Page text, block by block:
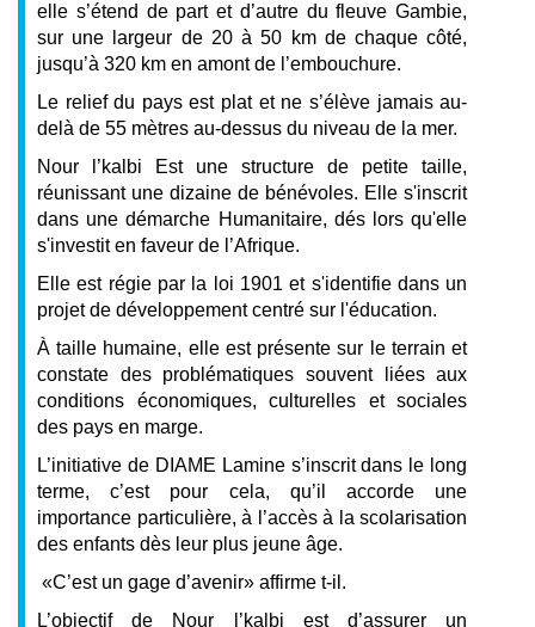
elle s’étend de part et d’autre du fleuve Gambie,
sur une largeur de 20 à 50 km de chaque côté,
jusqu’à 320 km en amont de l’embouchure.
Le relief du pays est plat et ne s’élève jamais au-
delà de 55 mètres au-dessus du niveau de la mer.
Nour l’kalbi Est une structure de petite taille,
réunissant une dizaine de bénévoles. Elle s'inscrit
dans une démarche Humanitaire, dés lors qu'elle
s'investit en faveur de l’Afrique.
Elle est régie par la loi 1901 et s'identifie dans un
projet de développement centré sur l'éducation.
À taille humaine, elle est présente sur le terrain et
constate des problématiques souvent liées aux
conditions économiques, culturelles et sociales
des pays en marge.
L’initiative de DIAME Lamine s’inscrit dans le long
terme, c’est pour cela, qu’il accorde une
importance particulière, à l’accès à la scolarisation
des enfants dès leur plus jeune âge.
«C’est un gage d’avenir» affirme t-il.
L’objectif de Nour l’kalbi est d’assurer un